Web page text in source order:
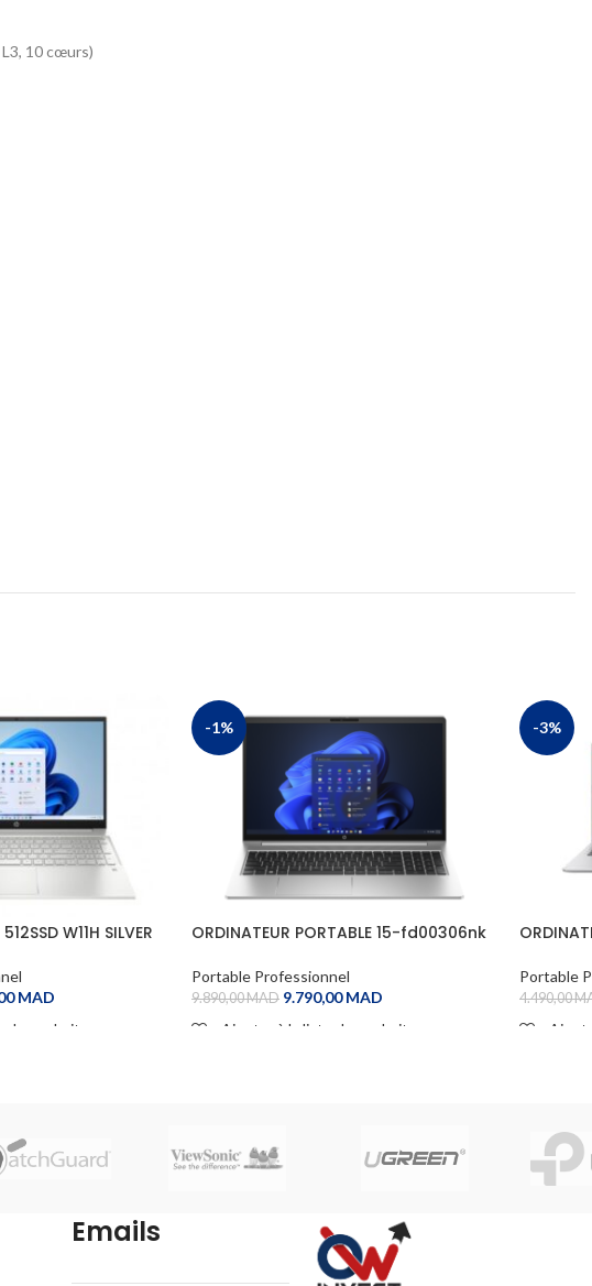
10 cœurs)
W11H SILVER
MAD
souhaits
-1%
ORDINATEUR PORTABLE 15-fd00306nk
Portable Professionnel
9.890,00MAD 9.790,00MAD
Ajouter à la liste de souhaits
-3%
Portable
4.490,00
Emails